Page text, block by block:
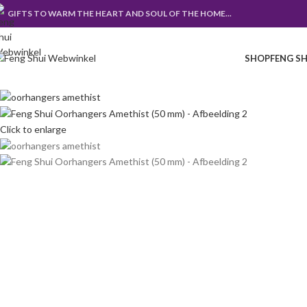
GIFTS TO WARM THE HEART AND SOUL OF THE HOME...
SHOPFENG
Click to enlarge